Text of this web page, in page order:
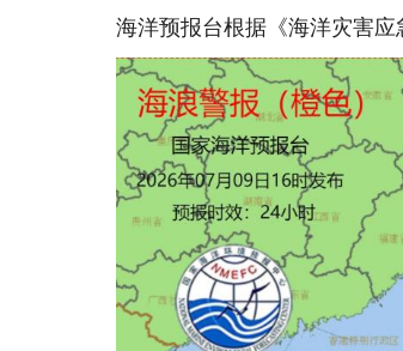
海洋预报台根据《海洋灾害应